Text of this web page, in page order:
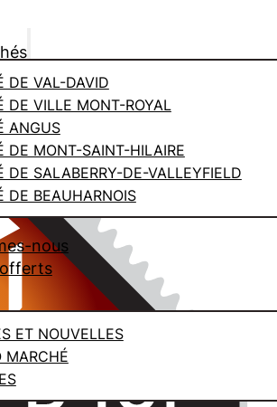
DE VAL-DAVID
DE VILLE MONT-ROYAL
ANGUS
DE MONT-SAINT-HILAIRE
DE SALABERRY-DE-VALLEYFIELD
DE BEAUHARNOIS
nous
ET NOUVELLES
MARCHÉ